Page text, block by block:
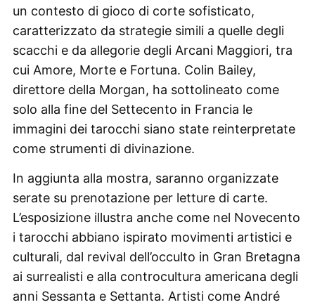
un contesto di gioco di corte sofisticato,
caratterizzato da strategie simili a quelle degli
scacchi e da allegorie degli Arcani Maggiori, tra
cui Amore, Morte e Fortuna. Colin Bailey,
direttore della Morgan, ha sottolineato come
solo alla fine del Settecento in Francia le
immagini dei tarocchi siano state reinterpretate
come strumenti di divinazione.
In aggiunta alla mostra, saranno organizzate
serate su prenotazione per letture di carte.
L’esposizione illustra anche come nel Novecento
i tarocchi abbiano ispirato movimenti artistici e
culturali, dal revival dell’occulto in Gran Bretagna
ai surrealisti e alla controcultura americana degli
anni Sessanta e Settanta. Artisti come André